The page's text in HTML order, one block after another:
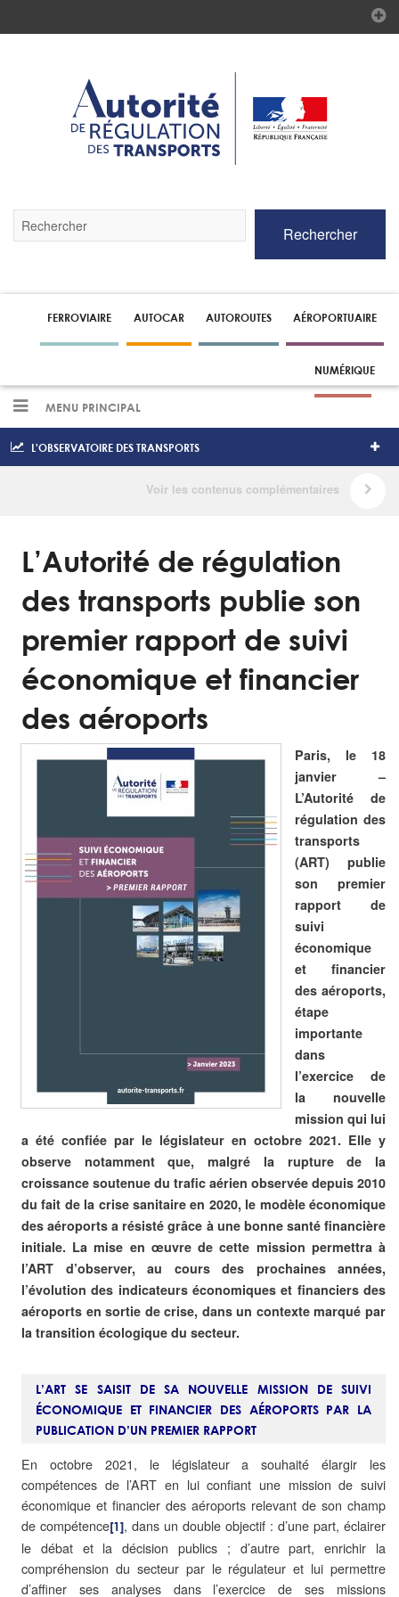
par
pour
recherche
Rechercher
FERROVIAIRE AUTOCAR AUTOROUTES AÉROPORTUAIRE
NUMÉRIQUE
MENU PRINCIPAL
L'OBSERVATOIRE DES TRANSPORTS
L’Autorité de régulation
des transports publie son
premier rapport de suivi
économique et financier
des aéroports
Paris, le 18
janvier –
L’Autorité de
régulation des
transports
(ART) publie
son premier
rapport de
suivi
économique
et financier
des aéroports,
étape
importante
dans
l’exercice de
la nouvelle
mission qui lui
a été confiée par le législateur en octobre 2021. Elle y
observe notamment que, malgré la rupture de la
croissance soutenue du trafic aérien observée depuis 2010
du fait de la crise sanitaire en 2020, le modèle économique
des aéroports a résisté grâce à une bonne santé financière
initiale. La mise en œuvre de cette mission permettra à
l’ART d’observer, au cours des prochaines années,
l’évolution des indicateurs économiques et financiers des
aéroports en sortie de crise, dans un contexte marqué par
la transition écologique du secteur.
L’ART SE SAISIT DE SA NOUVELLE MISSION DE SUIVI
ÉCONOMIQUE ET FINANCIER DES AÉROPORTS PAR LA
PUBLICATION D’UN PREMIER RAPPORT
En octobre 2021, le législateur a souhaité élargir les
compétences de l’ART en lui confiant une mission de suivi
économique et financier des aéroports relevant de son champ
de compétence [1] , dans un double objectif : d’une part, éclairer
le débat et la décision publics ; d’autre part, enrichir la
compréhension du secteur par le régulateur et lui permettre
d’affiner ses analyses dans l’exercice de ses missions